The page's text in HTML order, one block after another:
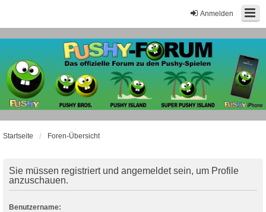
Anmelden
Startseite Foren-Übersicht
Sie müssen registriert und angemeldet sein, um Profile
anzuschauen.
Benutzername: